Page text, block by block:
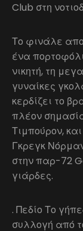
Club στη
Το φινάλε
ένα
νικητή, τη
γυναίκες
κερδίζει το
πλέον
Τιμπούρον,
Γκρεγκ
στην παρ-72
γιάρδες.
. Πεδίο Το
συλλογή από